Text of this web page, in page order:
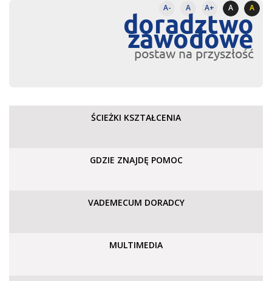
A- A A+ A A
doradztwo
zawodowe
postaw na przyszłość
ŚCIEŻKI KSZTAŁCENIA
GDZIE ZNAJDĘ POMOC
VADEMECUM DORADCY
MULTIMEDIA